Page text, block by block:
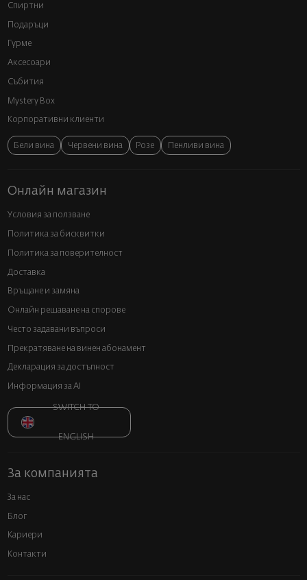
Спиртни
Подаръци
Гурме
Аксесоари
Събития
Mystery Box
Корпоративни клиенти
Бели вина Червени вина Розе Пенливи вина
Онлайн магазин
Условия за ползване
Политика за бисквитки
Политика за поверителност
Доставка
Връщане и замяна
Онлайн решаване на спорове
Често задавани въпроси
Прекратяване на винен абонамент
Декларация за достъпност
Информация за AI
SWITCH TO
ENGLISH
За компанията
За нас
Блог
Кариери
Контакти